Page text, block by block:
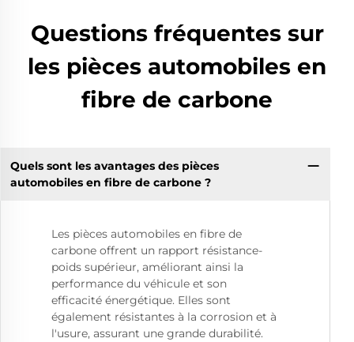
Questions fréquentes sur
les pièces automobiles en
fibre de carbone
Quels sont les avantages des pièces
automobiles en fibre de carbone ?
Les pièces automobiles en fibre de
carbone offrent un rapport résistance-
poids supérieur, améliorant ainsi la
performance du véhicule et son
efficacité énergétique. Elles sont
également résistantes à la corrosion et à
l'usure, assurant une grande durabilité.